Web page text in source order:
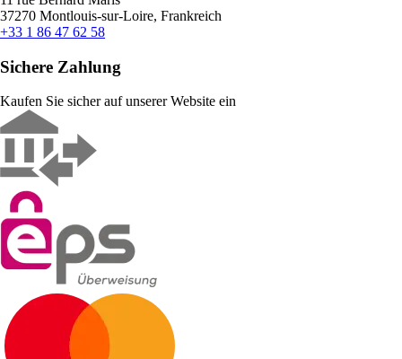
37270 Montlouis-sur-Loire, Frankreich
+33 1 86 47 62 58
Sichere Zahlung
Kaufen Sie sicher auf unserer Website ein